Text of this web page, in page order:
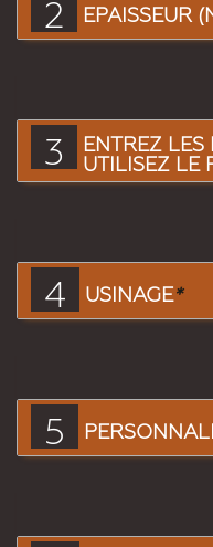
2 EPAISSEUR
3
ENTREZ
UTILISEZ LE
4 USINAGE*
5